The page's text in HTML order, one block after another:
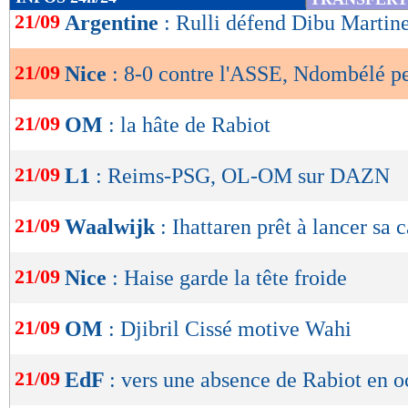
de
lecture
OK
21/09 Argentine : Rulli défend Dibu
21/09 Nice : 8-0 contre l'ASSE, Ndombélé
21/09 OM : la hâte de Rabiot
21/09 L1 : Reims-PSG, OL-OM sur DAZN
21/09 Waalwijk : Ihattaren prêt à lancer sa
21/09 Nice : Haise garde la tête froide
21/09 OM : Djibril Cissé motive Wahi
21/09 EdF : vers une absence de Rabiot en